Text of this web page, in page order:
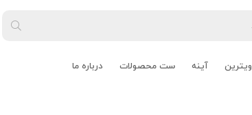
ویترین آینه ست محصولات درباره ما